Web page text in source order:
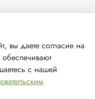
вы даете согласие на
с нашей